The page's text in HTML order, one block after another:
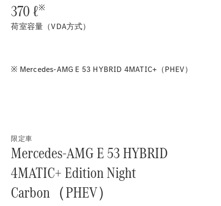
Sedan
C-Class
Sedan
Sedan
S-Class
試乗リクエ
スト
オンライン
370 ℓ※
荷室容量（VDA方式）
※ Mercedes-AMG E 53 HYBRID 4MATIC+（PHEV）
限定車
Mercedes-AMG E 53 HYBRID
4MATIC+ Edition Night
Carbon（PHEV）